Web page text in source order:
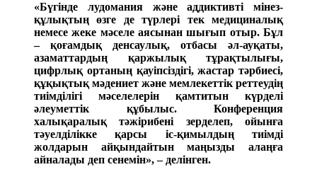
«Бүгінде лудомания және аддиктивті мінез-
құлықтың өзге де түрлері тек медициналық
немесе жеке мәселе аясынан шығып отыр. Бұл
– қоғамдық денсаулық, отбасы әл-ауқаты,
азаматтардың қаржылық тұрақтылығы,
цифрлық ортаның қауіпсіздігі, жастар тәрбиесі,
құқықтық мәдениет және мемлекеттік реттеудің
тиімділігі мәселелерін қамтитын күрделі
әлеуметтік құбылыс. Конференция
халықаралық тәжірибені зерделеп, ойынға
тәуелділікке қарсы іс-қимылдың тиімді
жолдарын айқындайтын маңызды алаңға
айналады деп сенемін», – делінген.